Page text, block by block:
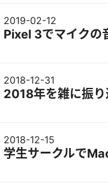
2019-02-12
Pixel 3でマイクの
2018-12-31
2018年を雑に振り
2018-12-15
学生サークルで